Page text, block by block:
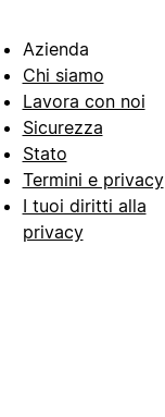
Azienda
Chi siamo
Lavora con noi
Sicurezza
Stato
Termini e privacy
I tuoi diritti alla
privacy